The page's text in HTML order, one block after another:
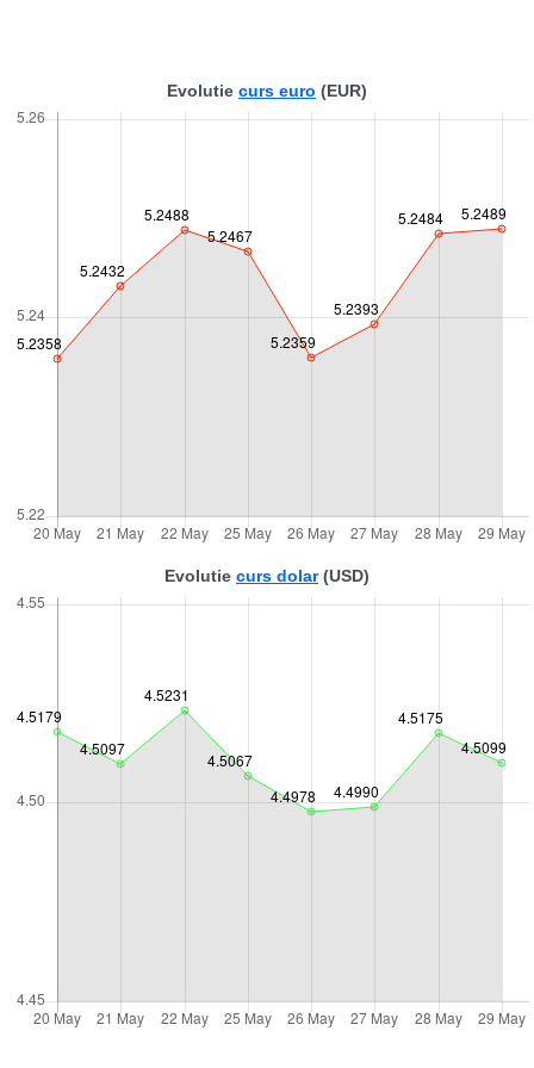
Evolutie curs euro (EUR)
Evolutie curs dolar(USD)